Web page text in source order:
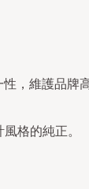
，維護品牌
格的純正。